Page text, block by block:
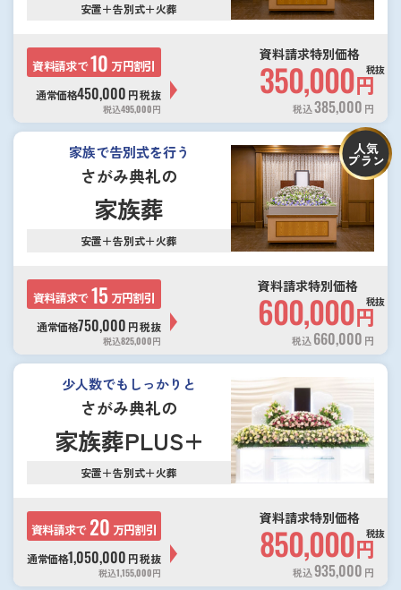
安置＋告別式＋火葬
資料請求で10 万円割引
通常価格450,000 円税抜
税込495,000円
資料請求特別価格
350,000円
税抜
税込385,000 円
家族で告別式を行う
さがみ典礼の
家族葬
安置＋告別式＋火葬
人気
プラン
資料請求で15 万円割引
通常価格750,000 円税抜
税込825,000円
資料請求特別価格
600,000円
税抜
税込660,000 円
少人数でもしっかりと
さがみ典礼の
家族葬PLUS+
安置＋告別式＋火葬
資料請求で 20 万円割引
通常価格1,050,000 円税抜
税込1,155,000円
資料請求特別価格
850,000円
税抜
税込935,000 円